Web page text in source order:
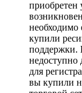
необходимо
купили
поддержки.
недоступно
для
вы купили